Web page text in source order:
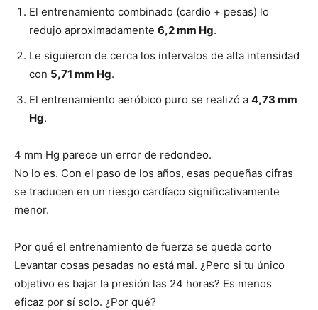
El entrenamiento combinado (cardio + pesas) lo
redujo aproximadamente 6,2 mm Hg.
Le siguieron de cerca los intervalos de alta intensidad
con 5,71 mm Hg.
El entrenamiento aeróbico puro se realizó a 4,73 mm
Hg.
4 mm Hg parece un error de redondeo.
No lo es. Con el paso de los años, esas pequeñas cifras
se traducen en un riesgo cardíaco significativamente
menor.
Por qué el entrenamiento de fuerza se queda corto
Levantar cosas pesadas no está mal. ¿Pero si tu único
objetivo es bajar la presión las 24 horas? Es menos
eficaz por sí solo. ¿Por qué?